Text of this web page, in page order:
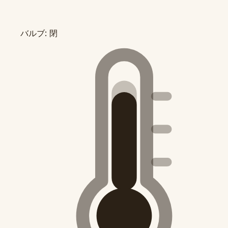
バルブ: 閉